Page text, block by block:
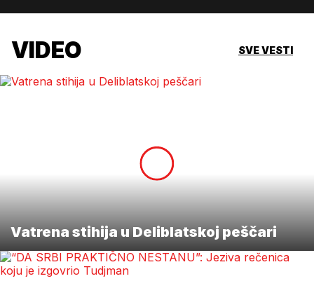
VIDEO SVE VESTI
Vatrena stihija u Deliblatskoj peščari